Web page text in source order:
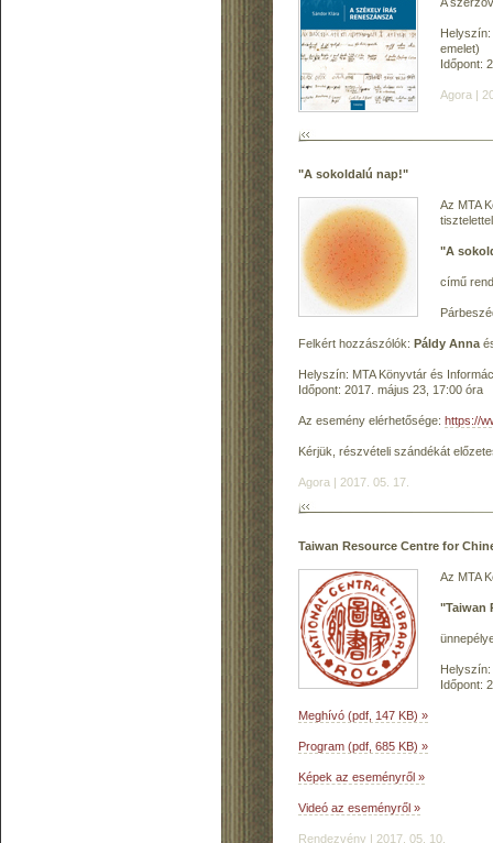
Helyszín:
emelet)
Időpont:
Agora |
"A sokoldalú nap!"
Az MTA
"A
című
Felkért hozzászólók: Páldy Anna
Helyszín: MTA Könyvtár és
Időpont: 2017. május 23, 17:00 óra
Az esemény elérhetősége: https://
Kérjük, részvételi szándékát
Agora | 2017. 05. 17.
Taiwan Resource Centre for
Az MTA
"Taiwan
Helyszín:
Időpont:
Meghívó (pdf, 147 KB) »
Program (pdf, 685 KB) »
Képek az eseményről »
Videó az eseményről »
Rendezvény | 2017. 05. 10.